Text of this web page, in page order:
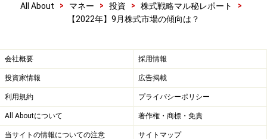
ング銘柄に注目してみてはいかがでしょうか。
定ガイドブックを無料でプレゼント中！こちらをクリッ
ク！
（このテーマでの検証については、【システムトレード
の達人】を使って検証しています。記事の内容に関して
All About > マネー > 投資 > 株式戦略マル秘レポート
>
【2022年】9月株式市場の傾向は？
会社概要 採用情報
投資家情報 広告掲載
利用規約 プライバシーポリシー
All Aboutについて 著作権・商標・免責
当サイトの情報についての注意 サイトマップ